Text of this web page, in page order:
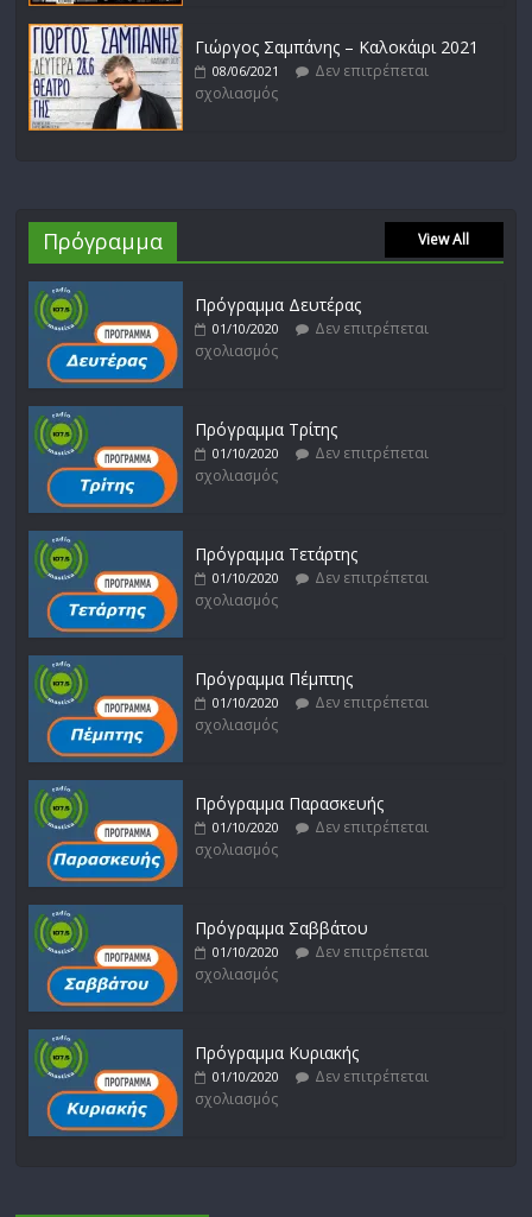
Γιώργος Σαμπάνης – Καλοκάιρι 2021
08/06/2021
Δεν επιτρέπεται
σχολιασμός
Πρόγραμμα View All
Πρόγραμμα Δευτέρας
01/10/2020
Δεν επιτρέπεται
σχολιασμός
Πρόγραμμα Τρίτης
01/10/2020
Δεν επιτρέπεται
σχολιασμός
Πρόγραμμα Τετάρτης
01/10/2020
Δεν επιτρέπεται
σχολιασμός
Πρόγραμμα Πέμπτης
01/10/2020
Δεν επιτρέπεται
σχολιασμός
Πρόγραμμα Παρασκευής
01/10/2020
Δεν επιτρέπεται
σχολιασμός
Πρόγραμμα Σαββάτου
01/10/2020
Δεν επιτρέπεται
σχολιασμός
Πρόγραμμα Κυριακής
01/10/2020
Δεν επιτρέπεται
σχολιασμός